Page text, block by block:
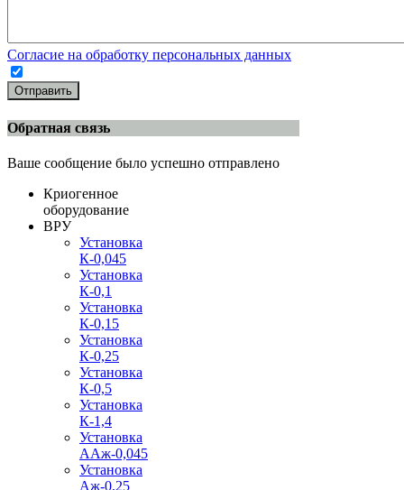
Согласие на обработку персональных данных
Отправить
Обратная связь
Ваше сообщение было успешно отправлено
Криогенное
оборудование
ВРУ
Установка
К-0,045
Установка
К-0,1
Установка
К-0,15
Установка
К-0,25
Установка
К-0,5
Установка
К-1,4
Установка
ААж-0,045
Установка
Аж-0,25